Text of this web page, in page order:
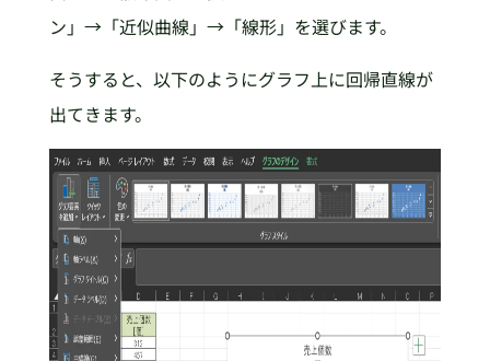
ン」→「近似曲線」→「線形」を選びます。
そうすると、以下のようにグラフ上に回帰直線が
出てきます。